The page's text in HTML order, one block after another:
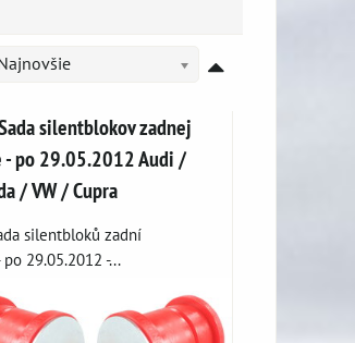
silentblokov zadnej
- po 29.05.2012 Audi /
/ VW / Cupra
silentbloků zadní
29.05.2012 -...